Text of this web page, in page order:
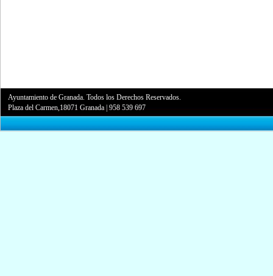
Ayuntamiento de Granada. Todos los Derechos Reservados.
Plaza del Carmen,18071 Granada |958 539 697